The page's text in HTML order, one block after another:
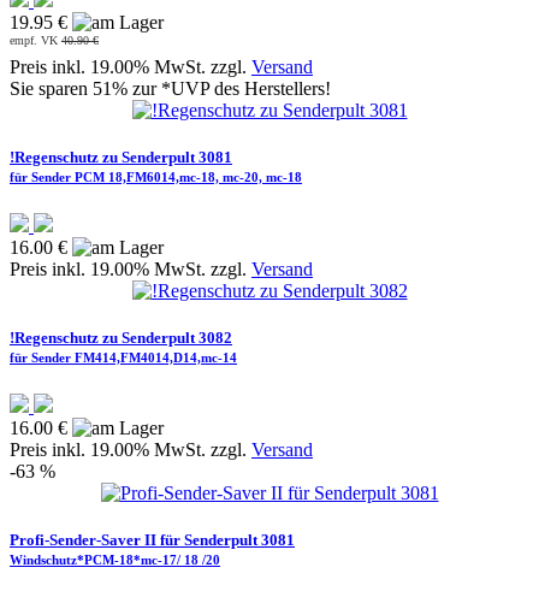
19.95 €
empf. VK 40.90 €
Preis inkl. 19.00% MwSt. zzgl. Versand
Sie sparen 51% zur *UVP des Herstellers!
!Regenschutz zu Senderpult 3081
für Sender PCM 18,FM6014,mc-18, mc-20, mc-18
16.00 €
Preis inkl. 19.00% MwSt. zzgl. Versand
!Regenschutz zu Senderpult 3082
für Sender FM414,FM4014,D14,mc-14
16.00 €
Preis inkl. 19.00% MwSt. zzgl. Versand
-63 %
Profi-Sender-Saver II für Senderpult 3081
Windschutz*PCM-18*mc-17/ 18 /20